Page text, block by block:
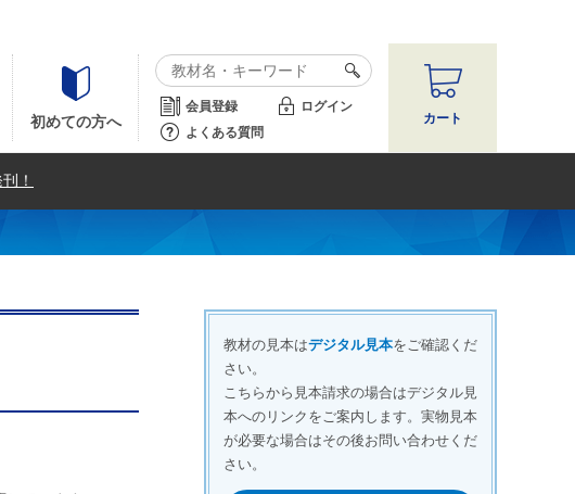
初めての方へ
会員登録
ログイン
よくある質問
カート
！
教材の見本はデジタル見本をご確認くだ
さい。
こちらから見本請求の場合はデジタル見
本へのリンクをご案内します。実物見本
が必要な場合はその後お問い合わせくだ
さい。